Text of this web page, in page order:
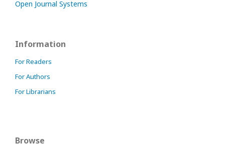
Open Journal Systems
Information
For Readers
For Authors
For Librarians
Browse